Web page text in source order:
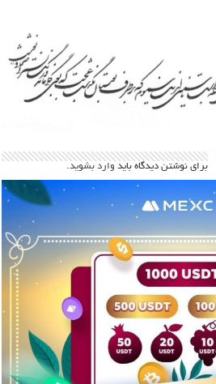
برای نوشتن دیدگاه باید وارد بشوید.